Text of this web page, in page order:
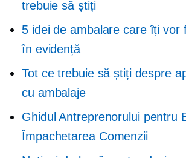
trebuie să știți
5 idei de ambalare care îți vor
în evidență
Tot ce trebuie să știți despre
cu ambalaje
Ghidul Antreprenorului pentru
Împachetarea Comenzii